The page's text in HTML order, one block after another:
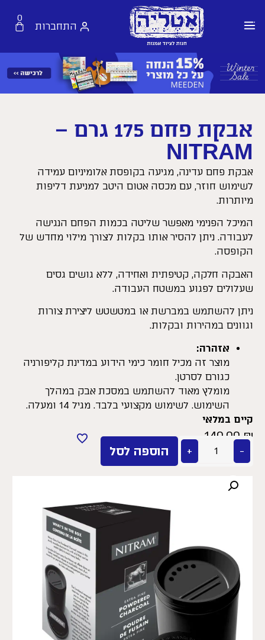
התחברות
0
אבקת פחם 175 גרם –
NITRAM
אבקת פחם עדינה, מגיעה בקופסת אלומיניום עמידה
לשימוש חוזר, עם מכסה אטום היטב למניעת דליפות
מיותרות.
המיכל הפנימי מאפשר שליטה בכמות הפחם הנגישה
לעבודה. ניתן להסיר אותו בקלות לצורך מילוי מחדש של
הקופסה.
האבקה חלקה, קטיפתית ואחידה, ללא גושים גסים
שעלולים לפגוע במשטח העבודה.
ניתן להשתמש במברשת או במטשטש ליצירת צורות
וגוונים במהירות ובקלות.
אזהרה:
מוצר זה מכיל חומר כימי הידוע במדינת קליפורניה
כגורם לסרטן.
מומלץ מאוד להשתמש במסכת אבק במהלך
השימוש. לשימוש מקצועי בלבד. מגיל 14 ומעלה.
קיים במלאי
140.00 ₪
−
+ הוספה לסל